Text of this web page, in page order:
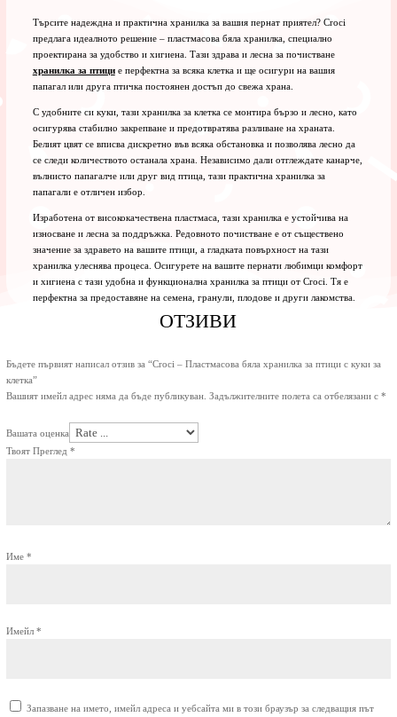
Търсите надеждна и практична хранилка за вашия пернат приятел? Croci
предлага идеалното решение – пластмасова бяла хранилка, специално
проектирана за удобство и хигиена. Тази здрава и лесна за почистване
хранилка за птицие перфектна за всяка клетка и ще осигури на вашия
папагал или друга птичка постоянен достъп до свежа храна.
С удобните си куки, тази хранилка за клетка се монтира бързо и лесно, като
осигурява стабилно закрепване и предотвратява разливане на храната.
Белият цвят се вписва дискретно във всяка обстановка и позволява лесно да
се следи количеството останала храна. Независимо дали отглеждате канарче,
вълнисто папагалче или друг вид птица, тази практична хранилка за
папагали е отличен избор.
Изработена от висококачествена пластмаса, тази хранилка е устойчива на
износване и лесна за поддръжка. Редовното почистване е от съществено
значение за здравето на вашите птици, а гладката повърхност на тази
хранилка улеснява процеса. Осигурете на вашите пернати любимци комфорт
и хигиена с тази удобна и функционална хранилка за птици от Croci. Тя е
перфектна за предоставяне на семена, гранули, плодове и други лакомства.
ОТЗИВИ
Бъдете първият написал отзив за “Croci – Пластмасова бяла хранилка за птици с куки за
клетка”
Вашият имейл адрес няма да бъде публикуван. Задължителните полета са отбелязани с *
Вашата оценка
Твоят Преглед *
Име *
Имейл *
Запазване на името, имейл адреса и уебсайта ми в този браузър за следващия път